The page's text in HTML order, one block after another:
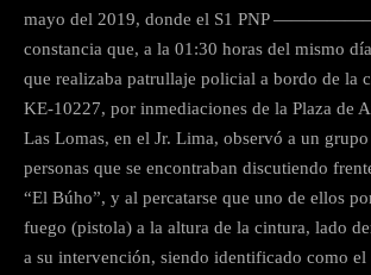
mayo del 2019, donde el S1 PNP
constancia que, a la 01:30 horas del mismo
que realizaba patrullaje policial a bordo de la
KE-10227, por inmediaciones de la Plaza de
Las Lomas, en el Jr. Lima, observó a un
personas que se encontraban discutiendo
“El Búho”, y al percatarse que uno de ellos
fuego (pistola) a la altura de la cintura, lado
a su intervención, siendo identificado como el